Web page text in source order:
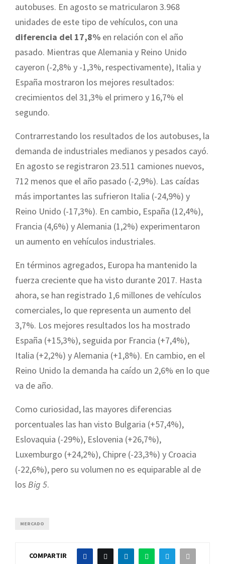
autobuses. En agosto se matricularon 3.968
unidades de este tipo de vehículos, con una
diferencia del 17,8% en relación con el año
pasado. Mientras que Alemania y Reino Unido
cayeron (-2,8% y -1,3%, respectivamente), Italia y
España mostraron los mejores resultados:
crecimientos del 31,3% el primero y 16,7% el
segundo.
Contrarrestando los resultados de los autobuses, la
demanda de industriales medianos y pesados cayó.
En agosto se registraron 23.511 camiones nuevos,
712 menos que el año pasado (-2,9%). Las caídas
más importantes las sufrieron Italia (-24,9%) y
Reino Unido (-17,3%). En cambio, España (12,4%),
Francia (4,6%) y Alemania (1,2%) experimentaron
un aumento en vehículos industriales.
En términos agregados, Europa ha mantenido la
fuerza creciente que ha visto durante 2017. Hasta
ahora, se han registrado 1,6 millones de vehículos
comerciales, lo que representa un aumento del
3,7%. Los mejores resultados los ha mostrado
España (+15,3%), seguida por Francia (+7,4%),
Italia (+2,2%) y Alemania (+1,8%). En cambio, en el
Reino Unido la demanda ha caído un 2,6% en lo que
va de año.
Como curiosidad, las mayores diferencias
porcentuales las han visto Bulgaria (+57,4%),
Eslovaquia (-29%), Eslovenia (+26,7%),
Luxemburgo (+24,2%), Chipre (-23,3%) y Croacia
(-22,6%), pero su volumen no es equiparable al de
los Big 5.
MERCADO
COMPARTIR